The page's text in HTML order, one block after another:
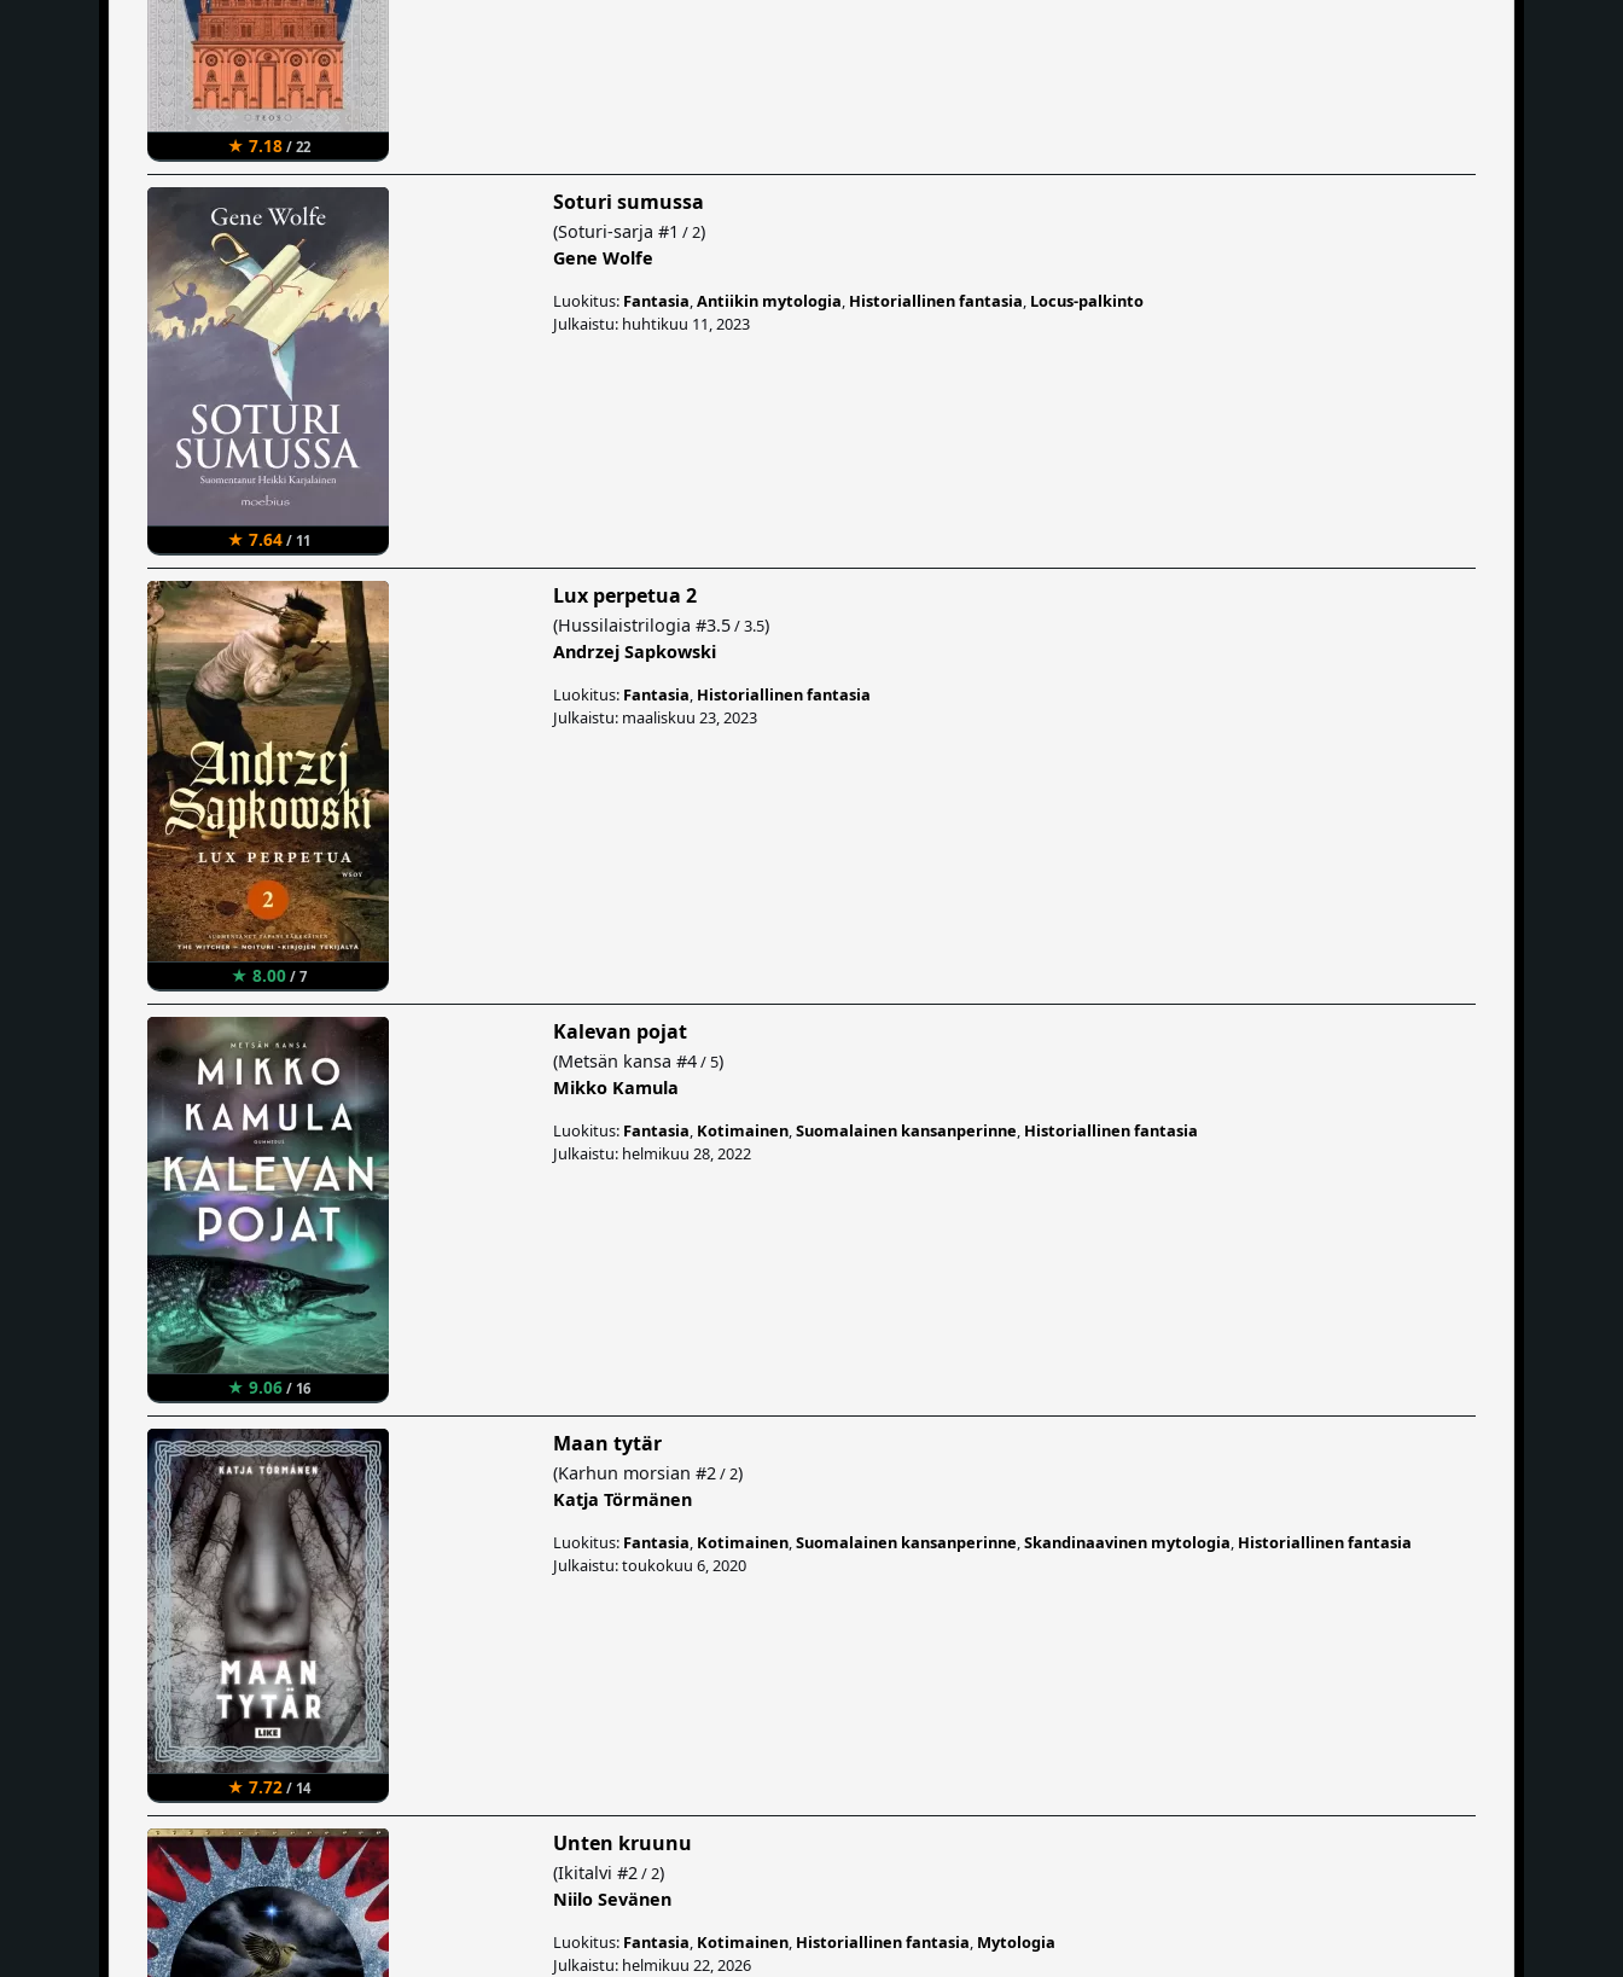
★ 7.18/ 22
★ 7.64/ 11
Soturi sumussa
(Soturi-sarja #1 / 2)
Gene Wolfe
Luokitus: Fantasia,Antiikin mytologia, Historiallinen fantasia, Locus-palkinto
Julkaistu: huhtikuu 11, 2023
★ 8.00/ 7
Lux perpetua 2
(Hussilaistrilogia #3.5/ 3.5)
Andrzej Sapkowski
Luokitus: Fantasia, Historiallinen fantasia
Julkaistu: maaliskuu 23, 2023
★ 9.06/ 16
Kalevan pojat
(Metsän kansa #4/ 5)
Mikko Kamula
Luokitus: Fantasia, Kotimainen,Suomalainen kansanperinne, Historiallinen fantasia
Julkaistu: helmikuu 28, 2022
★ 7.72/ 14
Maan tytär
(Karhun morsian #2 / 2)
Katja Törmänen
Luokitus: Fantasia, Kotimainen,Suomalainen kansanperinne,Skandinaavinen mytologia, Historiallinen fantasia
Julkaistu: toukokuu 6, 2020
Unten kruunu
(Ikitalvi #2 / 2)
Niilo Sevänen
Luokitus: Fantasia, Kotimainen, Historiallinen fantasia, Mytologia
Julkaistu: helmikuu 22, 2026